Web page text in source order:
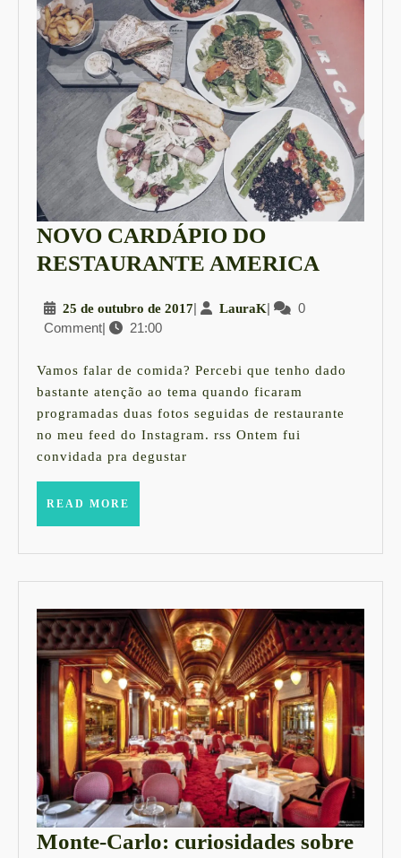
NOVO CARDÁPIO DO
RESTAURANTE AMERICA
25 de outubro de 201725
de
| LauraKLauraK
|
0
Comment| 21:00
Vamos falar de comida? Percebi que tenho dado
bastante atenção ao tema quando ficaram
programadas duas fotos seguidas de restaurante
no meu feed do Instagram. rss Ontem fui
convidada pra degustar
READ MORE
Monte-Carlo: curiosidades sobre